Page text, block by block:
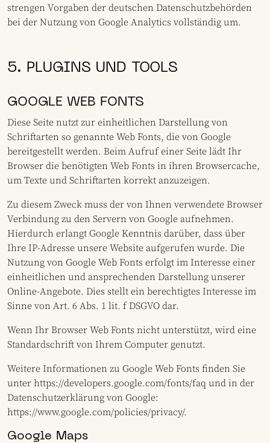
strengen Vorgaben der deutschen Datenschutzbehörden
bei der Nutzung von Google Analytics vollständig um.
5. PLUGINS UND TOOLS
GOOGLE WEB FONTS
Diese Seite nutzt zur einheitlichen Darstellung von
Schriftarten so genannte Web Fonts, die von Google
bereitgestellt werden. Beim Aufruf einer Seite lädt Ihr
Browser die benötigten Web Fonts in ihren Browsercache,
um Texte und Schriftarten korrekt anzuzeigen.
Zu diesem Zweck muss der von Ihnen verwendete Browser
Verbindung zu den Servern von Google aufnehmen.
Hierdurch erlangt Google Kenntnis darüber, dass über
Ihre IP-Adresse unsere Website aufgerufen wurde. Die
Nutzung von Google Web Fonts erfolgt im Interesse einer
einheitlichen und ansprechenden Darstellung unserer
Online-Angebote. Dies stellt ein berechtigtes Interesse im
Sinne von Art. 6 Abs. 1 lit. f DSGVO dar.
Wenn Ihr Browser Web Fonts nicht unterstützt, wird eine
Standardschrift von Ihrem Computer genutzt.
Weitere Informationen zu Google Web Fonts finden Sie
unter https://developers.google.com/fonts/faq und in der
Datenschutzerklärung von Google:
https://www.google.com/policies/privacy/.
Google Maps